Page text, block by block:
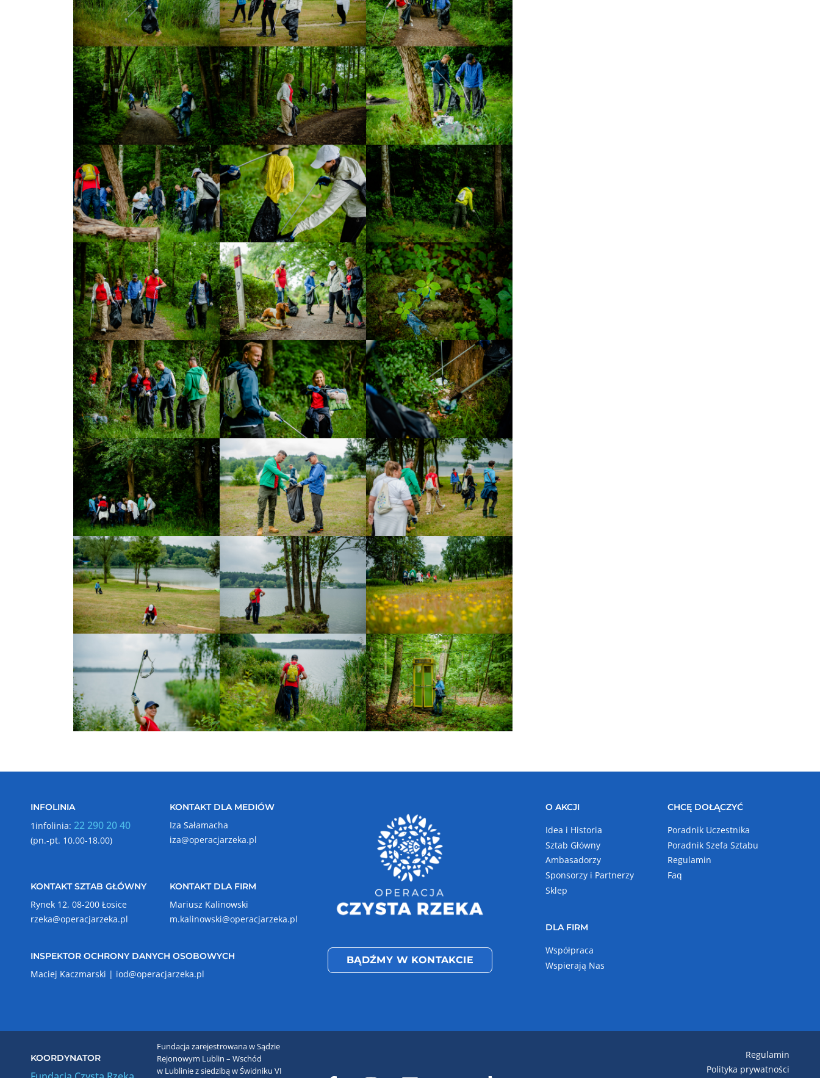
INFOLINIA
1infolinia: 22 290 20 40
(pn.-pt. 10.00-18.00)
KONTAKT DLA MEDIÓW
Iza Sałamacha
iza@operacjarzeka.pl
KONTAKT SZTAB GŁÓWNY
Rynek 12, 08-200 Łosice
rzeka@operacjarzeka.pl
KONTAKT DLA FIRM
Mariusz Kalinowski
m.kalinowski@operacjarzeka.pl
INSPEKTOR OCHRONY DANYCH OSOBOWYCH
Maciej Kaczmarski | iod@operacjarzeka.pl
BĄDŹMY W KONTAKCIE
O AKCJI
Idea i Historia
Sztab Główny
Ambasadorzy
Sponsorzy i Partnerzy
Sklep
CHCĘ DOŁĄCZYĆ
Poradnik Uczestnika
Poradnik Szefa Sztabu
Regulamin
Faq
DLA FIRM
Współpraca
Wspierają Nas
KOORDYNATOR
Fundacja zarejestrowana w Sądzie
Rejonowym Lublin – Wschód
w Lublinie z siedzibą w Świdniku VI
Regulamin
Polityka prywatności